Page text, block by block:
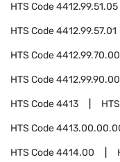
HTS Code4412.99.51.05
HTS Code4412.99.57.01
HTS Code4412.99.70.00
HTS Code4412.99.90.00
HTS Code4413
HTS Code
HTS Code4414.00